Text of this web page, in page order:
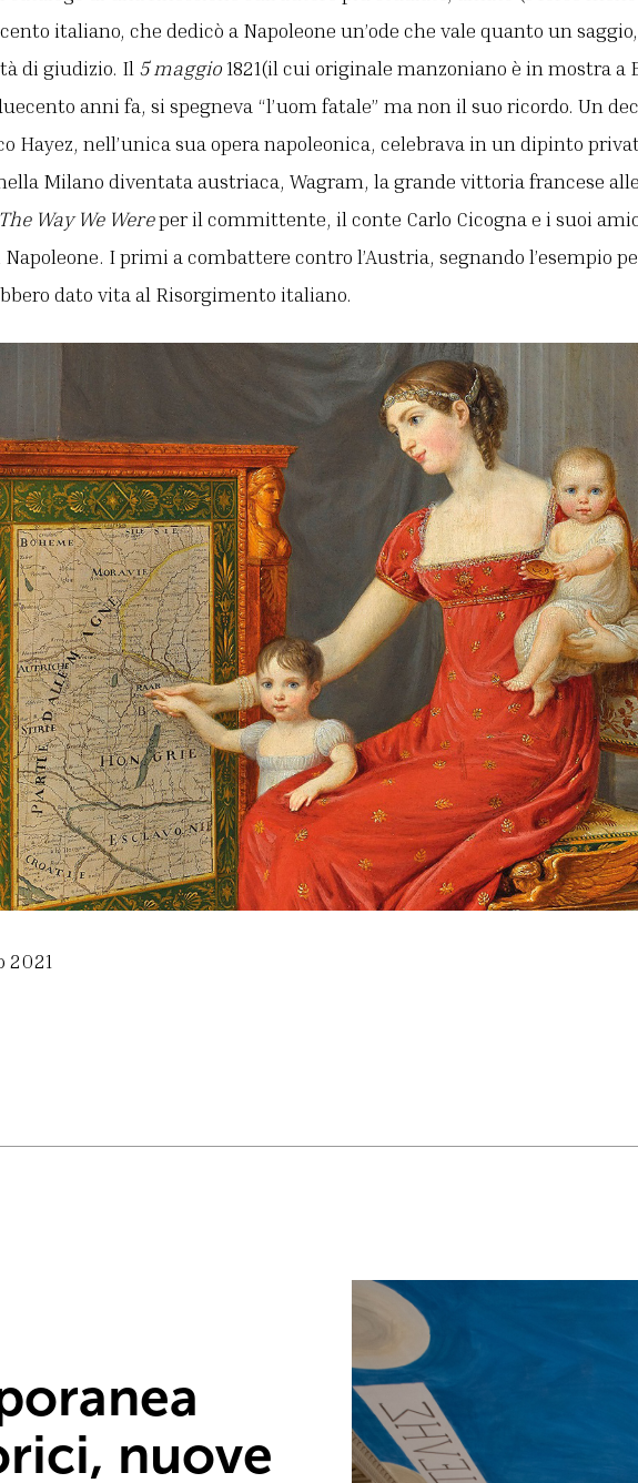
italiano, che dedicò a Napoleone un’ode che vale quanto un
di giudizio. Il 5 maggio1821(il cui originale manzoniano è in mostra a
anni fa, si spegneva “l’uom fatale” ma non il suo ricordo. Un
Hayez, nell’unica sua opera napoleonica, celebrava in un dipinto
Milano diventata austriaca, Wagram, la grande vittoria francese
The Way We Wereper il committente, il conte Carlo Cicogna e i suoi
I primi a combattere contro l’Austria, segnando l’esempio
dato vita al Risorgimento italiano.
2021
nuove